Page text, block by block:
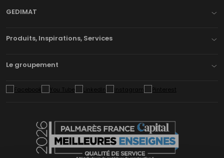
GEDIMAT
Produits, Inspirations, Services
Le groupement